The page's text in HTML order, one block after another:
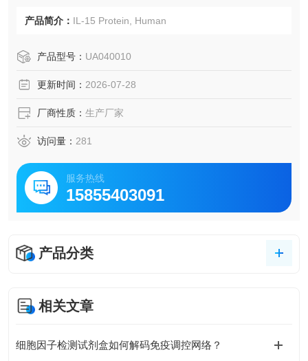
产品简介： IL-15 Protein, Human
产品型号： UA040010
更新时间： 2026-07-28
厂商性质： 生产厂家
访问量： 281
服务热线
15855403091
产品分类
相关文章
细胞因子检测试剂盒如何解码免疫调控网络？